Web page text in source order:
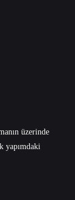
üzerinde
yapımdaki